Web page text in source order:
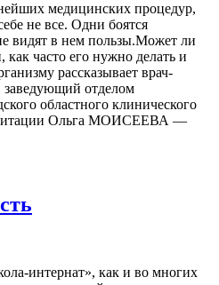
медицинских процедур,
не все. Одни боятся
видят в нем пользы.Может ли
как часто его нужно делать и
рассказывает врач-
заведующий отделом
областного клинического
Ольга МОИСЕЕВА —
интернат», как и во многих